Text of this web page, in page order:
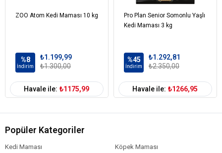
ZOO Atom Kedi Maması 10 kg
%8
İndirim
₺1.199,99
₺1.300,00
Havale ile: ₺1175,99
Pro Plan Senior Somonlu Yaşlı
Kedi Maması 3 kg
%45
İndirim
₺1.292,81
₺2.350,00
Havale ile: ₺1266,95
Popüler Kategoriler
Kedi Maması
Köpek Maması